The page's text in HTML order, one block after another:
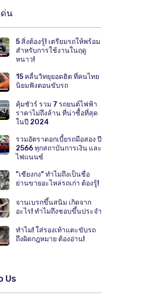
ด่น
5 สิ่งต้องรู้! เตรียมรถให้พร้อม
สำหรับการใช้งานในฤดู
หนาว!
15 คลื่นวิทยุยอดฮิต ที่คนไทย
นิยมฟังตอนขับรถ
คุ้มชัวร์ รวม 7 รถยนต์ไฟฟ้า
ราคาไม่ถึงล้าน ที่น่าซื้อที่สุด
ในปี 2024
รวมอัตราดอกเบี้ยรถมือสอง ปี
2566 ทุกสถาบันการเงิน และ
ไฟแนนซ์
"เซียงกง" ทำไมถึงเป็นชื่อ
ย่านขายอะไหล่รถเก่า ต้องรู้!
จานเบรกขึ้นสนิม เกิดจาก
อะไร! ทำไมถึงชอบขึ้นประจำ
ทำไม! ใส่รองเท้าแตะขับรถ
ถึงผิดกฎหมาย ต้องอ่าน!
Us